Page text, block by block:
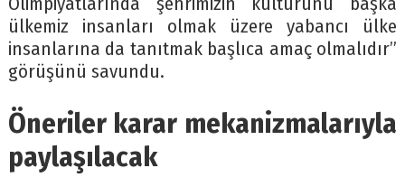
ülkemiz insanları olmak üzere yabancı ülke
insanlarına da tanıtmak başlıca amaç olmalıdır”
görüşünü savundu.
Öneriler karar mekanizmalarıyla
paylaşılacak